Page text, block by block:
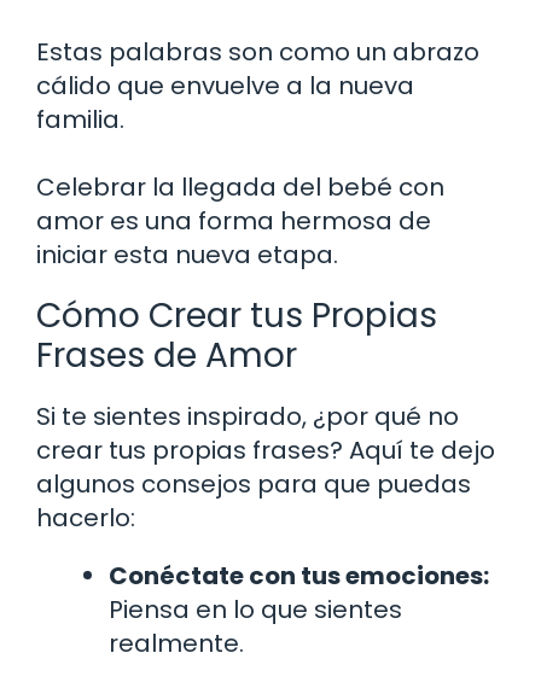
Estas palabras son como un abrazo
cálido que envuelve a la nueva
familia.
Celebrar la llegada del bebé con
amor es una forma hermosa de
iniciar esta nueva etapa.
Cómo Crear tus Propias
Frases de Amor
Si te sientes inspirado, ¿por qué no
crear tus propias frases? Aquí te dejo
algunos consejos para que puedas
hacerlo:
Conéctate con tus emociones:
Piensa en lo que sientes
realmente.